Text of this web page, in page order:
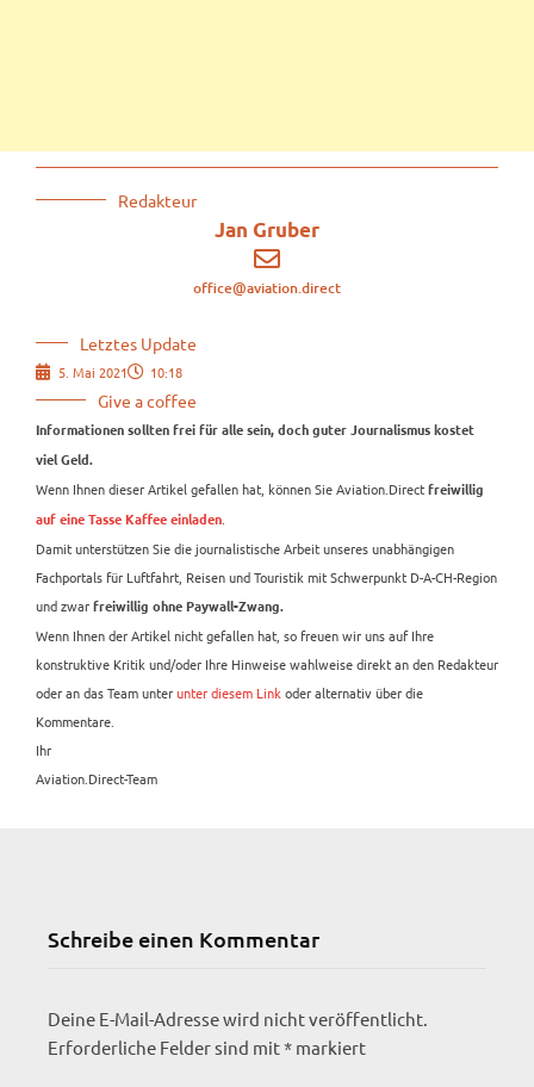
Redakteur
Jan Gruber
office@aviation.direct
Letztes Update
5. Mai 2021 10:18
Give a coffee
Informationen sollten frei für alle sein, doch guter Journalismus kostet
viel Geld.
Wenn Ihnen dieser Artikel gefallen hat, können Sie Aviation.Direct freiwillig
auf eine Tasse Kaffee einladen
Damit unterstützen Sie die journalistische Arbeit unseres unabhängigen
Fachportals für Luftfahrt, Reisen und Touristik mit Schwerpunkt D-A-CH-Region
und zwar freiwillig ohne Paywall-Zwang.
Wenn Ihnen der Artikel nicht gefallen hat, so freuen wir uns auf Ihre
konstruktive Kritik und/oder Ihre Hinweise wahlweise direkt an den Redakteur
oder an das Team unterunter diesem Link oder alternativ über die
Kommentare.
Ihr
Aviation.Direct-Team
Schreibe einen Kommentar
Deine E-Mail-Adresse wird nicht veröffentlicht.
Erforderliche Felder sind mit* markiert